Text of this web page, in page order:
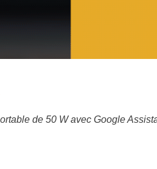
de 50 W avec Google